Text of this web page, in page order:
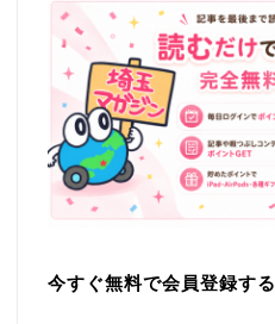
今すぐ無料で会員登録する